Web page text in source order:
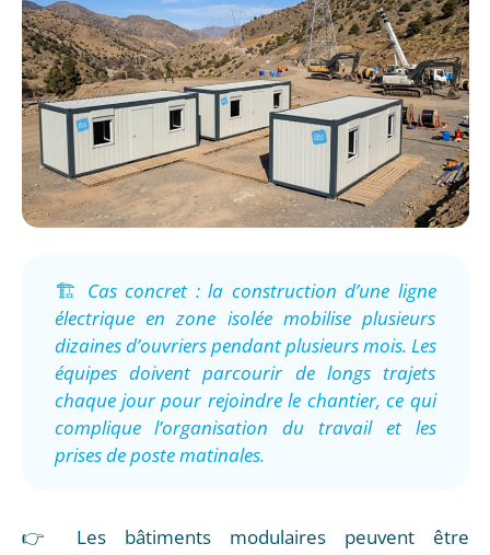
🏗️ Cas concret : la construction d’une ligne
électrique en zone isolée mobilise plusieurs
dizaines d’ouvriers pendant plusieurs mois. Les
équipes doivent parcourir de longs trajets
chaque jour pour rejoindre le chantier, ce qui
complique l’organisation du travail et les
prises de poste matinales.
👉 Les bâtiments modulaires peuvent être